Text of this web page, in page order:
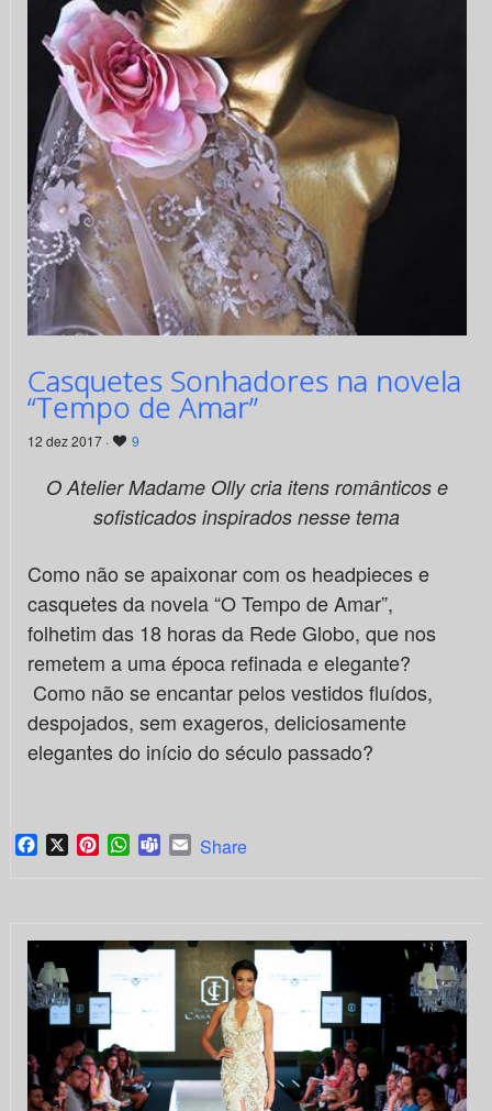
Casquetes Sonhadores na novela
“Tempo de Amar”
12 dez 2017 · 9
O Atelier Madame Olly cria itens românticos e
sofisticados inspirados nesse tema
Como não se apaixonar com os headpieces e
casquetes da novela “O Tempo de Amar”,
folhetim das 18 horas da Rede Globo, que nos
remetem a uma época refinada e elegante?
Como não se encantar pelos vestidos fluídos,
despojados, sem exageros, deliciosamente
elegantes do início do século passado?
Facebook
X PinterestWhatsApp
TeamsEmail
Share